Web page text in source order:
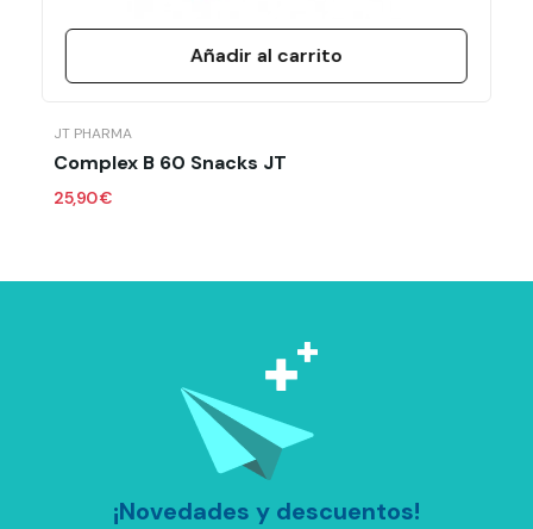
Añadir al carrito
JT PHARMA
Complex B 60 Snacks JT
25,90 €
¡Novedades y descuentos!